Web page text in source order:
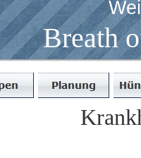
Breath